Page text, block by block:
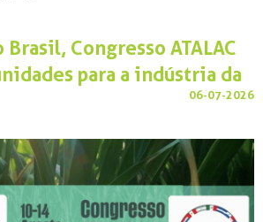
Brasil, Congresso ATALAC
para a indústria da
06-07-2026